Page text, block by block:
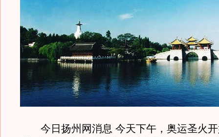
今日扬州网消息 今天下午，奥运圣火开